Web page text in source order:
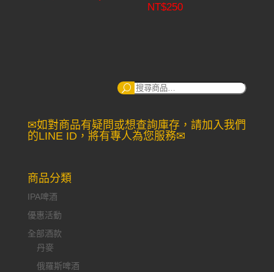
NT$250
搜
✉如對商品有疑問或想查詢庫存，請加入我們
的LINE ID，將有專人為您服務✉
商品分類
IPA啤酒
優惠活動
全部酒款
丹麥
俄羅斯啤酒